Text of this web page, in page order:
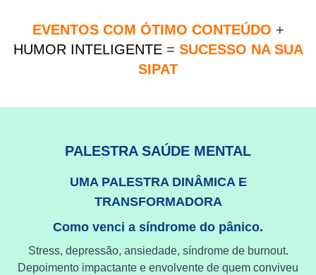
EVENTOS COM ÓTIMO CONTEÚDO +
HUMOR INTELIGENTE = SUCESSO NA SUA
SIPAT
PALESTRA SAÚDE MENTAL
UMA PALESTRA DINÂMICA E
TRANSFORMADORA
Como venci a síndrome do pânico.
Stress, depressão, ansiedade, síndrome de burnout.
Depoimento impactante e envolvente de quem conviveu